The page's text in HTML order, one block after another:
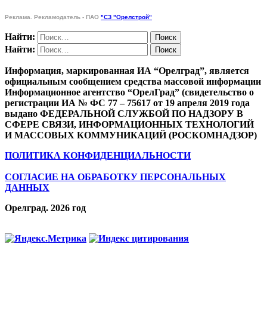
Реклама. Рекламодатель - ПАО "СЗ "Орелстрой"
Найти:
Найти:
Информация, маркированная ИА “Орелград”, является
официальным сообщением средства массовой информации
Информационное агентство “ОрелГрад” (свидетельство о
регистрации ИА № ФС 77 – 75617 от 19 апреля 2019 года
выдано ФЕДЕРАЛЬНОЙ СЛУЖБОЙ ПО НАДЗОРУ В
СФЕРЕ СВЯЗИ, ИНФОРМАЦИОННЫХ ТЕХНОЛОГИЙ
И МАССОВЫХ КОММУНИКАЦИЙ (РОСКОМНАДЗОР)
ПОЛИТИКА КОНФИДЕНЦИАЛЬНОСТИ
СОГЛАСИЕ НА ОБРАБОТКУ ПЕРСОНАЛЬНЫХ
ДАННЫХ
Орелград. 2026 год